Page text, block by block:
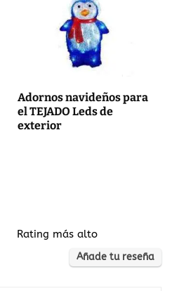
Adornos navideños para
el TEJADO Leds de
exterior
Rating más alto
Añade tu reseña